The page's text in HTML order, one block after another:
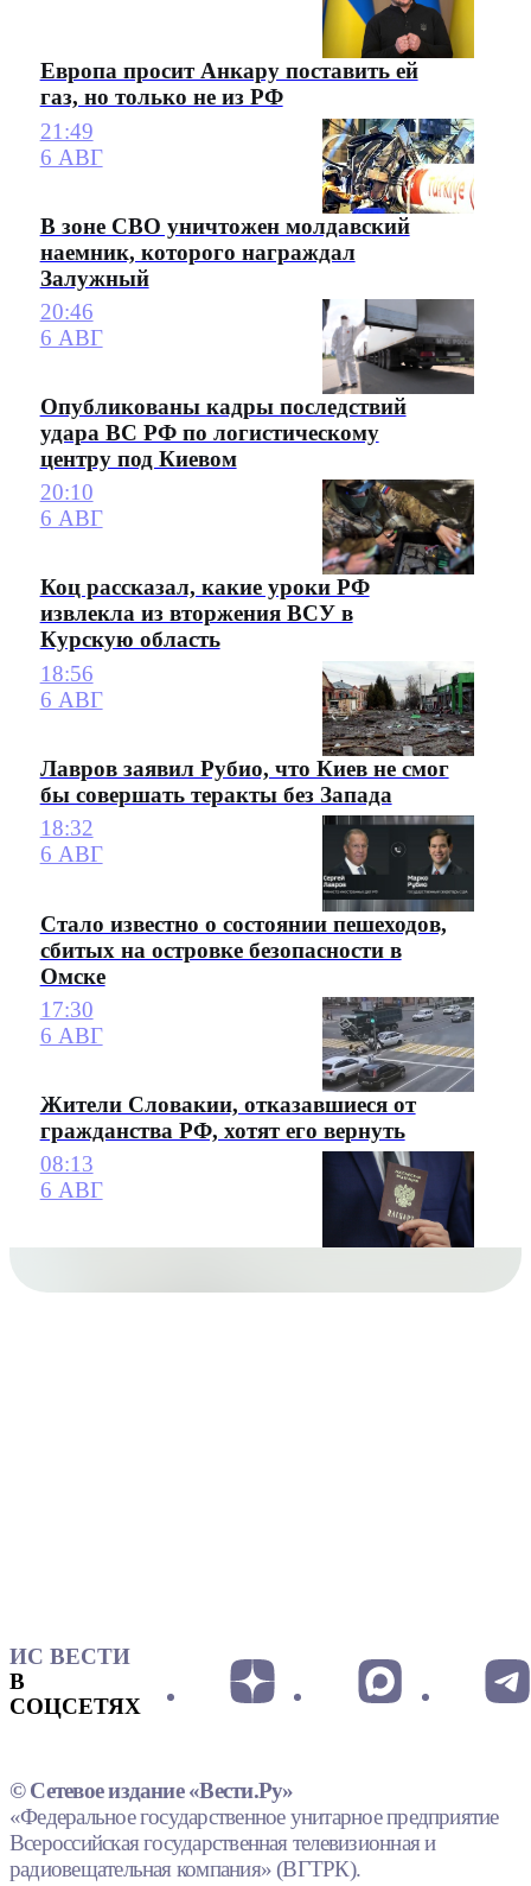
Европа просит Анкару поставить ей
газ, но только не из РФ
21:49
6 АВГ
В зоне СВО уничтожен молдавский
наемник, которого награждал
Залужный
20:46
6 АВГ
Опубликованы кадры последствий
удара ВС РФ по логистическому
центру под Киевом
20:10
6 АВГ
Коц рассказал, какие уроки РФ
извлекла из вторжения ВСУ в
Курскую область
18:56
6 АВГ
Лавров заявил Рубио, что Киев не смог
бы совершать теракты без Запада
18:32
6 АВГ
Стало известно о состоянии пешеходов,
сбитых на островке безопасности в
Омске
17:30
6 АВГ
Жители Словакии, отказавшиеся от
гражданства РФ, хотят его вернуть
08:13
6 АВГ
ИС ВЕСТИ
В
СОЦСЕТЯХ
© Сетевое издание «Вести.Ру»
«Федеральное государственное унитарное предприятие
Всероссийская государственная телевизионная и
радиовещательная компания» (ВГТРК).